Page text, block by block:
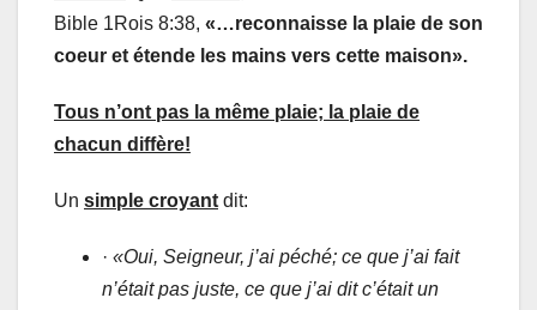
Bible 1Rois 8:38, «…reconnaisse la plaie de son
coeur et étende les mains vers cette maison».
Tous n’ont pas la même plaie; la plaie de
chacun diffère!
Un simple croyant dit:
· «Oui, Seigneur, j’ai péché; ce que j’ai fait
n’était pas juste, ce que j’ai dit c’était un